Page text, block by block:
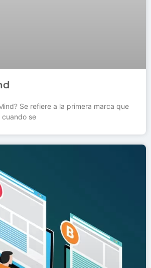
Se refiere a la primera marca que
cuando se